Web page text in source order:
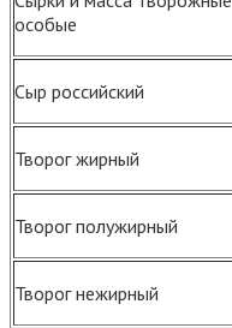
особые
Сыр российский
Творог жирный
Творог полужирный
Творог нежирный